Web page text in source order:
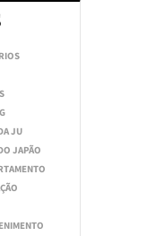
JU
JAPÃO